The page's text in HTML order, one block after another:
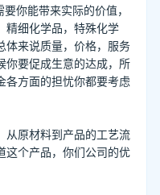
你能带来实际的价值，
精细化学品，特殊化学
体来说质量，价格，服务
你要促成生意的达成，所
各方面的担忧你都要考虑
从原材料到产品的工艺流
这个产品，你们公司的优